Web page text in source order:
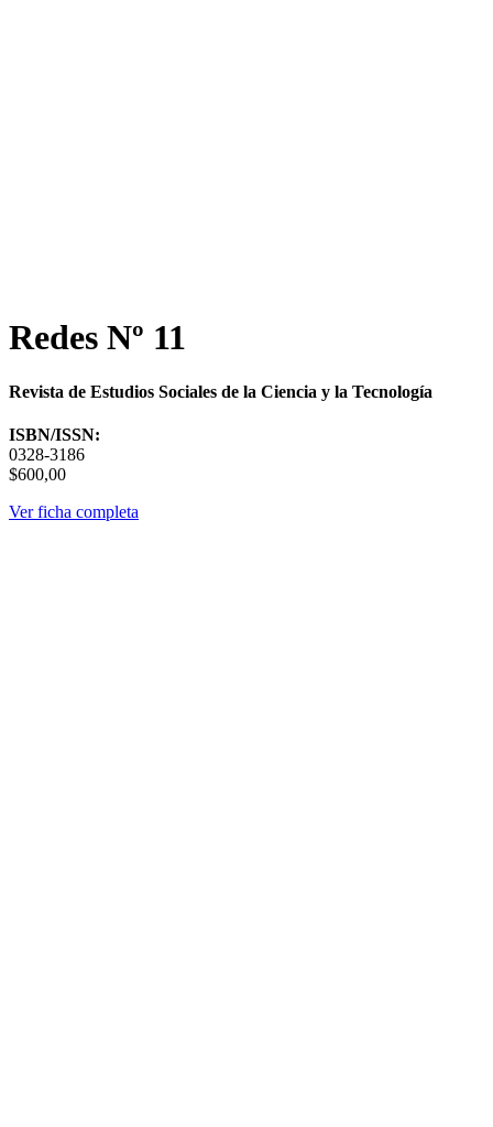
Redes Nº 11
Revista de Estudios Sociales de la Ciencia y la Tecnología
ISBN/ISSN:
0328-3186
$600,00
Ver ficha completa